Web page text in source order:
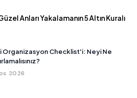
Anları Yakalamanın 5 Altın Kuralı
Organizasyon Checklist'i: Neyi Ne
2026